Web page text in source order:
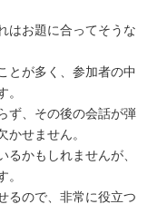
はお題に合ってそうな
とが多く、参加者の中
。
ず、その後の会話が弾
かせません。
かもしれませんが、
。
るので、非常に役立つ